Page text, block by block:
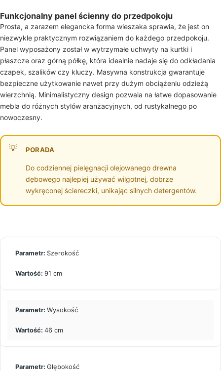
Funkcjonalny panel ścienny do przedpokoju
Prosta, a zarazem elegancka forma wieszaka sprawia, że jest on
niezwykle praktycznym rozwiązaniem do każdego przedpokoju.
Panel wyposażony został w wytrzymałe uchwyty na kurtki i
płaszcze oraz górną półkę, która idealnie nadaje się do odkładania
czapek, szalików czy kluczy. Masywna konstrukcja gwarantuje
bezpieczne użytkowanie nawet przy dużym obciążeniu odzieżą
wierzchnią. Minimalistyczny design pozwala na łatwe dopasowanie
mebla do różnych stylów aranżacyjnych, od rustykalnego po
nowoczesny.
PORADA
Do codziennej pielęgnacji olejowanego drewna
dębowego najlepiej używać wilgotnej, dobrze
wykręconej ściereczki, unikając silnych detergentów.
Szerokość
91 cm
Wysokość
46 cm
Głębokość